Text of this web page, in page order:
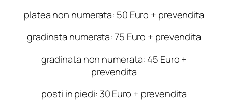
platea non numerata: 50 Euro + prevendita
gradinata numerata: 75 Euro + prevendita
gradinata non numerata: 45 Euro +
prevendita
posti in piedi: 30 Euro + prevendita